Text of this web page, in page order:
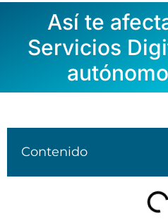
Así te
Servicios
Contenido